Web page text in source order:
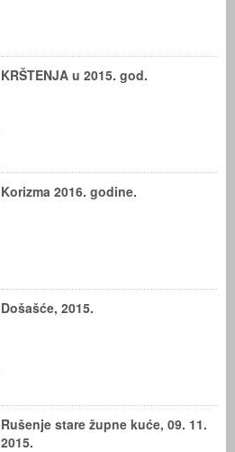
KRŠTENJA u 2015. god.
Korizma 2016. godine.
Došašće, 2015.
Rušenje stare župne kuće, 09. 11.
2015.